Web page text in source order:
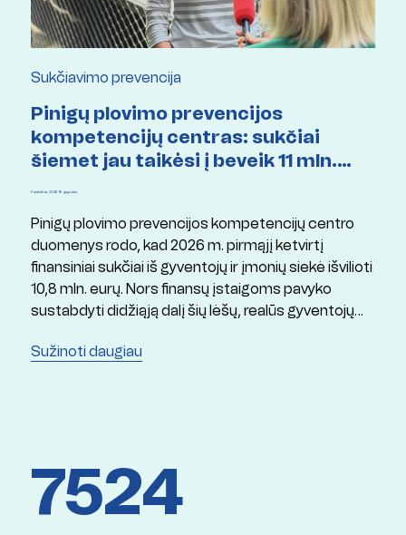
Sukčiavimo prevencija
Pinigų plovimo prevencijos
kompetencijų centras: sukčiai
šiemet jau taikėsi į beveik 11 mln.
Paskelbta: 2026 19 gegužės
Pinigų plovimo prevencijos kompetencijų centro
duomenys rodo, kad 2026 m. pirmąjį ketvirtį
finansiniai sukčiai iš gyventojų ir įmonių siekė išvilioti
10,8 mln. eurų. Nors finansų įstaigoms pavyko
sustabdyti didžiąją dalį šių lėšų, realūs gyventojų
Sužinoti daugiau
7524